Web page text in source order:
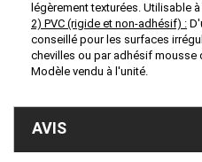
légèrement texturées. Utilisable
2) PVC (rigide et non-adhésif) :
conseillé pour les surfaces
chevilles ou par adhésif mousse
Modèle vendu à l'unité.
AVIS